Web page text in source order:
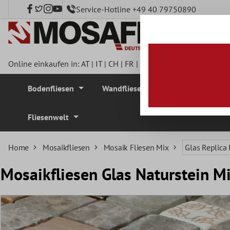
springen Service-Hotline +49 40 79750890
Online einkaufen in:AT| IT| CH | FR |
Bodenfliesen Wandfliesen
Fliesenwelt
Home Mosaikfliesen Mosaik Fliesen Mix Glas Replica
Mosaikfliesen Glas Naturstein